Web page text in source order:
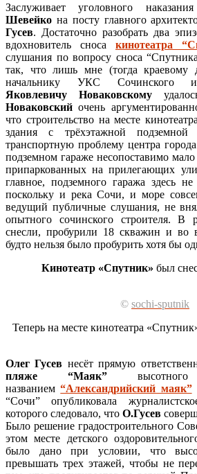
Заслуживает уголовного
Шевейко на посту главного
Гусев. Достаточно разобрать два
вдохновитель сноса
кинотеатра
слушания по вопросу сноса
так, что лишь мне (тогда краевому
начальнику УКС Сочинского
Яковлевичу Новаковскому
Новаковский очень
что строительство на месте
здания с трёхэтажной подземной
транспортную проблему центра
подземном гараже несопоставимо
припаркованных на прилегающих
главное, подземного гаража здесь
поскольку и река Сочи, и море
ведущий публичные слушания, не
опытного сочинского строителя. В
снесли, пробурили 18 скважин и во
будто нельзя было пробурить хотя бы
Кинотеатр «Спутник» был
© sochi-sputnik
Теперь на месте кинотеатра
Олег Гусев несёт прямую
пляже “Маяк”
названием“Александрийский маяк”.
“Сочи” опубликовала
которого следовало, что О.Гусев
Было решение градостроительного
этом месте детского
было дано при условии, что
превышать трех этажей, чтобы не